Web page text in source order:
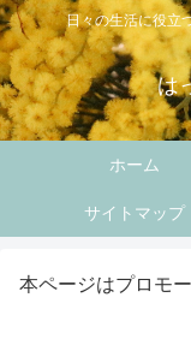
日々の生活に役
は
ホーム
サイトマップ
本ページはプロモ